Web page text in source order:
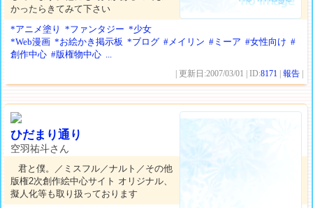
かったらきてみて下さい
*アニメ塗り
*ファンタジー *少女
*Web漫画 *お絵かき掲示板 *ブログ #メイリン #ミーア #女性向け #
創作中心 #版権物中心 ...
| 更新日:2007/03/01 | ID:8171 |報告
ひだまり通り
空羽祐斗さん
君と僕。／ミスフル／ナルト／その他
版権2次創作絵中心サイト オリジナル、
擬人化等も取り扱っております